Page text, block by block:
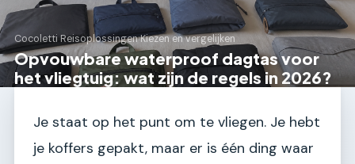
Cocoletti Reisoplossingen›Kiezen en vergelijken
Opvouwbare waterproof dagtas voor
het vliegtuig: wat zijn de regels in 2026?
Je staat op het punt om te vliegen. Je hebt
je koffers gepakt, maar er is één ding waar